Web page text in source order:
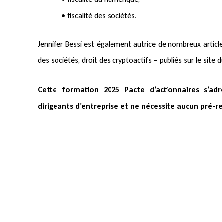
• fiscalité des sociétés.
Jennifer Bessi est également autrice de nombreux
des sociétés, droit des cryptoactifs – publiés sur le site
Cette formation 2025 Pacte d’actionnaires
dirigeants d’entreprise et ne nécessite aucun pré-